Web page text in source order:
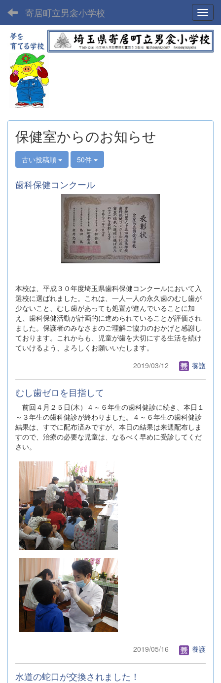
寄居町立男衾小学校
保健室からのお知らせ
古い投稿順 50件
歯科保健コンクール
本校は、平成３０年度埼玉県歯科保健コンクールにおいて入
選校に選ばれました。これは、一人一人の永久歯のむし歯が
少ないこと、むし歯があっても処置が進んでいることに加
え、歯科保健活動が計画的に進められていることが評価され
ました。保護者のみなさまのご理解ご協力のおかげと感謝し
ております。これからも、児童が歯を大切にする生活を続け
ていけるよう、よろしくお願いいたします。
2019/03/12
養護
むし歯ゼロを目指して
前回４月２５日(木）４～６年生の歯科健診に続き、本日１
～３年生の歯科健診が終わりました。４～６年生の歯科健診
結果は、すでに配布済みですが、本日の結果は来週配布しま
すので、治療の必要な児童は、なるべく早めに受診してくだ
さい。
2019/05/16 養護
水道の蛇口が交換されました！